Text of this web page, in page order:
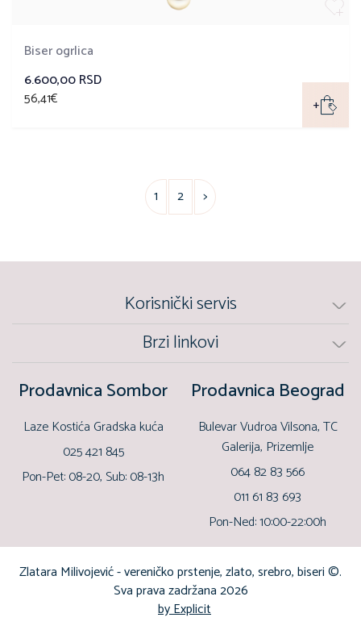
Biser ogrlica
6.600,00 RSD
56,41€ +
1 2 >
Korisnički servis
Brzi linkovi
Prodavnica Sombor
Laze Kostića Gradska kuća
025 421 845
Pon-Pet: 08-20, Sub: 08-13h
Prodavnica Beograd
Bulevar Vudroa Vilsona, TC
Galerija, Prizemlje
064 82 83 566
011 61 83 693
Pon-Ned: 10:00-22:00h
Zlatara Milivojević - vereničko prstenje, zlato, srebro, biseri ©.
Sva prava zadržana 2026
by Explicit